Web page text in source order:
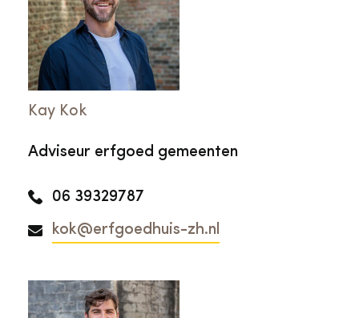
Kay Kok
Adviseur erfgoed gemeenten
06 39329787
kok@erfgoedhuis-zh.nl